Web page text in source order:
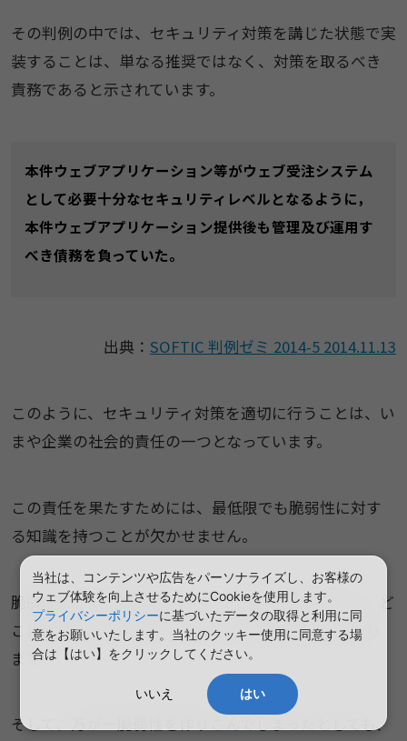
その判例の中では、セキュリティ対策を講じた状態で実
装することは、単なる推奨ではなく、対策を取るべき
責務であると示されています。
本件ウェブアプリケーション等がウェブ受注システム
として必要十分なセキュリティレベルとなるように，
本件ウェブアプリケーション提供後も管理及び運用す
べき債務を負っていた。
出典：SOFTIC 判例ゼミ 2014-5 2014.11.13
このように、セキュリティ対策を適切に行うことは、い
まや企業の社会的責任の一つとなっています。
この責任を果たすためには、最低限でも脆弱性に対す
る知識を持つことが欠かせません。
脆弱性を正しく理解することで、開発を進める上で、ど
こに気をつけなければいけないかが分かるようになり
ます。
そして、万が一脆弱性を作りこんでしまったとしても、
当社は、コンテンツや広告をパーソナライズし、お客様の
ウェブ体験を向上させるためにCookieを使用します。
プライバシーポリシーに基づいたデータの取得と利用に同
意をお願いいたします。当社のクッキー使用に同意する場
合は【はい】をクリックしてください。
いいえ はい